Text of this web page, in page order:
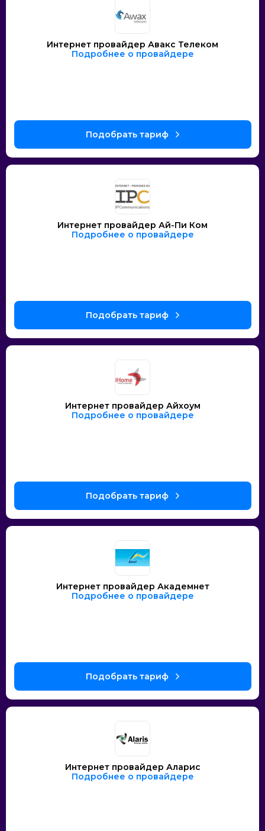
Интернет провайдер Авакс Телеком
Подробнее о провайдере
Интернет провайдер Ай-Пи Ком
Подробнее о провайдере
Интернет провайдер Айхоум
Подробнее о провайдере
Интернет провайдер Академнет
Подробнее о провайдере
Интернет провайдер Аларис
Подробнее о провайдере